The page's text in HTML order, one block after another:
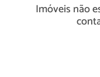
Imóveis não